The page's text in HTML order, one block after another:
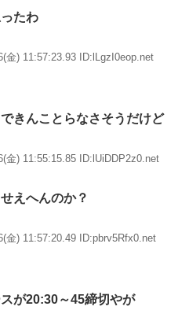
たわ
金) 11:57:23.93 ID:lLgzI0eop.net
きんことらなさそうだけど
金) 11:55:15.85 ID:lUiDDP2z0.net
えへんのか？
金) 11:57:20.49 ID:pbrv5Rfx0.net
が20:30～45締切やが